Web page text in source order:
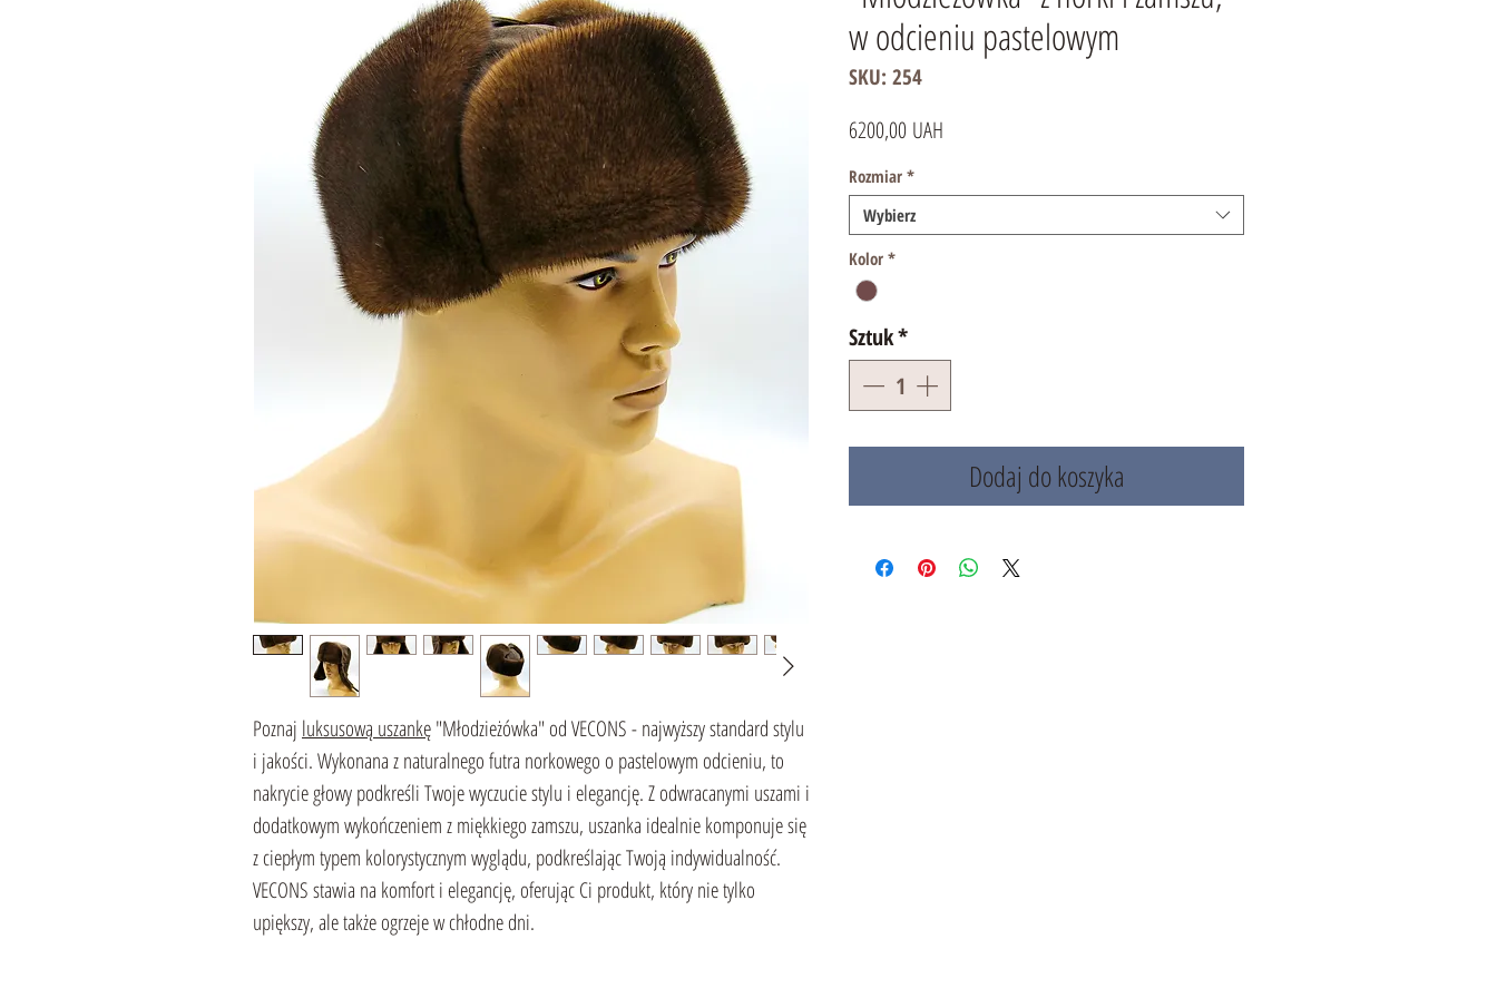
Poznaj luksusową uszankę"Młodzieżówka" od VECONS - najwyższy standard stylu
i jakości. Wykonana z naturalnego futra norkowego o pastelowym odcieniu, to
nakrycie głowy podkreśli Twoje wyczucie stylu i elegancję. Z odwracanymi uszami i
dodatkowym wykończeniem z miękkiego zamszu, uszanka idealnie komponuje się
z ciepłym typem kolorystycznym wyglądu, podkreślając Twoją indywidualność.
VECONS stawia na komfort i elegancję, oferując Ci produkt, który nie tylko
upiększy, ale także ogrzeje w chłodne dni.
w odcieniu pastelowym
SKU: 254
6200,00 UAH
Rozmiar *
Wybierz
Kolor *
Sztuk*
Dodaj do koszyka